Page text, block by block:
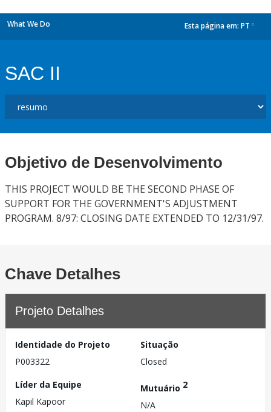
What We Do Esta página em: PT
SAC II
Objetivo de Desenvolvimento
THIS PROJECT WOULD BE THE SECOND PHASE OF
SUPPORT FOR THE GOVERNMENT'S ADJUSTMENT
PROGRAM. 8/97: CLOSING DATE EXTENDED TO 12/31/97.
Chave Detalhes
Projeto Detalhes
Identidade do Projeto
P003322
Situação
Closed
Líder da Equipe
Kapil Kapoor
Mutuário 2
N/A